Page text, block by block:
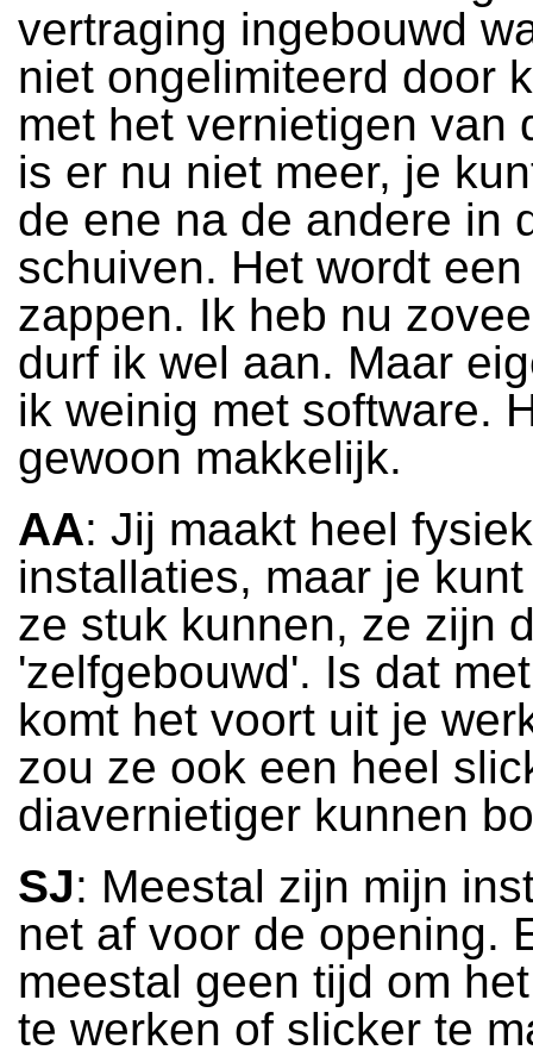
vertraging ingebouwd
niet ongelimiteerd door
met het vernietigen van
is er nu niet meer, je
de ene na de andere in
schuiven. Het wordt
zappen. Ik heb nu
durf ik wel aan. Maar
ik weinig met software.
gewoon makkelijk.
AA: Jij maakt heel
installaties, maar je
ze stuk kunnen, ze zijn
'zelfgebouwd'. Is dat
komt het voort uit je
zou ze ook een heel
diavernietiger kunnen
SJ: Meestal zijn mijn
net af voor de opening.
meestal geen tijd om
te werken of slicker te